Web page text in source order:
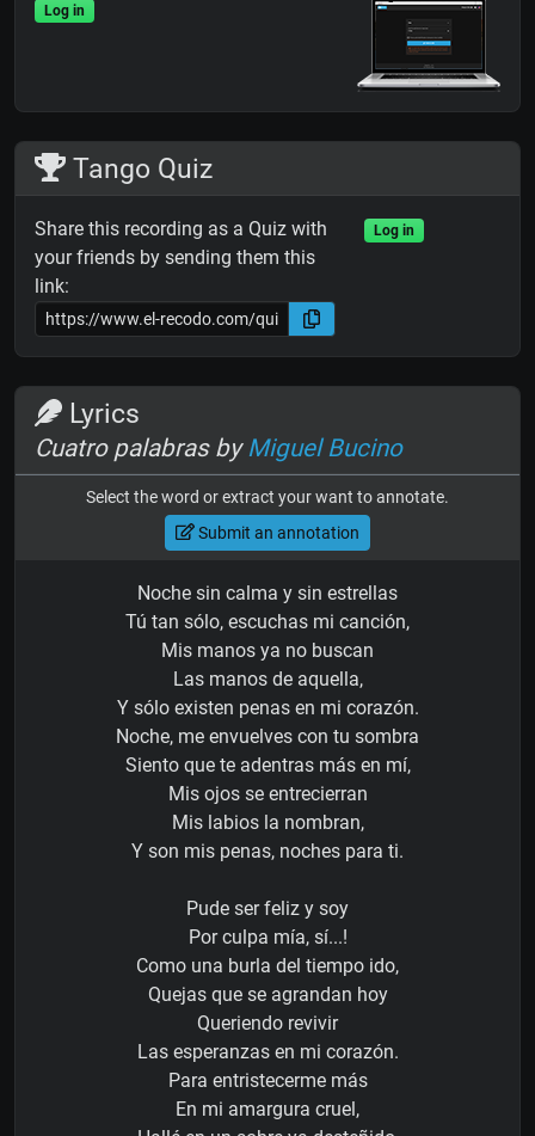
Log in
Tango Quiz
Share this recording as a Quiz with
your friends by sending them this
link:
Log in
Lyrics
Cuatro palabras byMiguel Bucino
Select the word or extract your want to annotate.
Submit an annotation
Noche sin calma y sin estrellas
Tú tan sólo, escuchas mi canción,
Mis manos ya no buscan
Las manos de aquella,
Y sólo existen penas en mi corazón.
Noche, me envuelves con tu sombra
Siento que te adentras más en mí,
Mis ojos se entrecierran
Mis labios la nombran,
Y son mis penas, noches para ti.
Pude ser feliz y soy
Por culpa mía, sí...!
Como una burla del tiempo ido,
Quejas que se agrandan hoy
Queriendo revivir
Las esperanzas en mi corazón.
Para entristecerme más
En mi amargura cruel,